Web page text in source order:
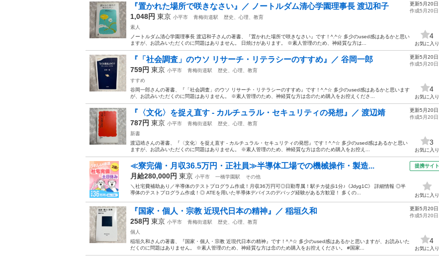
『置かれた場所で咲きなさい』／ ノートルダム清心学園理事長 渡辺和子
1,048円 東京 小平市 青梅街道駅
歴史、心理、教育
素人
ノートルダム清心学園理事長 渡辺和子さんの著書、『置かれた場所で咲きなさい』です！^.^☆ 多少のused感はあるかと思い
ますが、お読みいただくのに問題はありません。 日焼けがあります。 ※素人管理のため、神経質な方は...
更新5月20日
作成5月20日
4
お気に入り
『「社会調査」のウソ リサーチ・リテラシーのすすめ』／ 谷岡一郎
759円 東京 小平市 青梅街道駅
歴史、心理、教育
すすめ
谷岡一郎さんの著書、『「社会調査」のウソ リサーチ・リテラシーのすすめ』です！^.^☆ 多少のused感はあるかと思います
が、お読みいただくのに問題はありません。 ※素人管理のため、神経質な方は念のため購入をお控えくださ...
更新5月20日
作成5月20日
4
お気に入り
『〈文化〉を捉え直す - カルチュラル・セキュリティの発想』／ 渡辺靖
787円 東京 小平市 青梅街道駅
歴史、心理、教育
新書
渡辺靖さんの著書、『〈文化〉を捉え直す - カルチュラル・セキュリティの発想』です！^.^☆ 多少のused感はあるかと思い
ますが、お読みいただくのに問題はありません。 ※素人管理のため、神経質な方は念のため購入をお控え...
更新5月20日
作成5月20日
3
お気に入り
≪寮完備・月収36.5万円・正社員≫半導体工場での機械操作・製造...
月給280,000円 東京 小平市 一橋学園駅
その他
＼社宅費補助あり／半導体のテストプログラム作成！月収36万円可◎日勤専属！駅チカ徒歩1分♪《Jdyg1C》 詳細情報 ◎半
導体のテストプログラム作成！◎ ATEを用いた半導体デバイスのデバッグ経験がある方歓迎！ 多くの...
提携サイト
お気に入り
『国家・個人・宗教 近現代日本の精神』／ 稲垣久和
258円 東京 小平市 青梅街道駅
歴史、心理、教育
個人
稲垣久和さんの著書、『国家・個人・宗教 近現代日本の精神』です！^.^☆ 多少のused感はあるかと思いますが、お読みいた
だくのに問題はありません。 ※素人管理のため、神経質な方は念のため購入をお控えください。 #国家...
更新5月20日
作成5月20日
4
お気に入り